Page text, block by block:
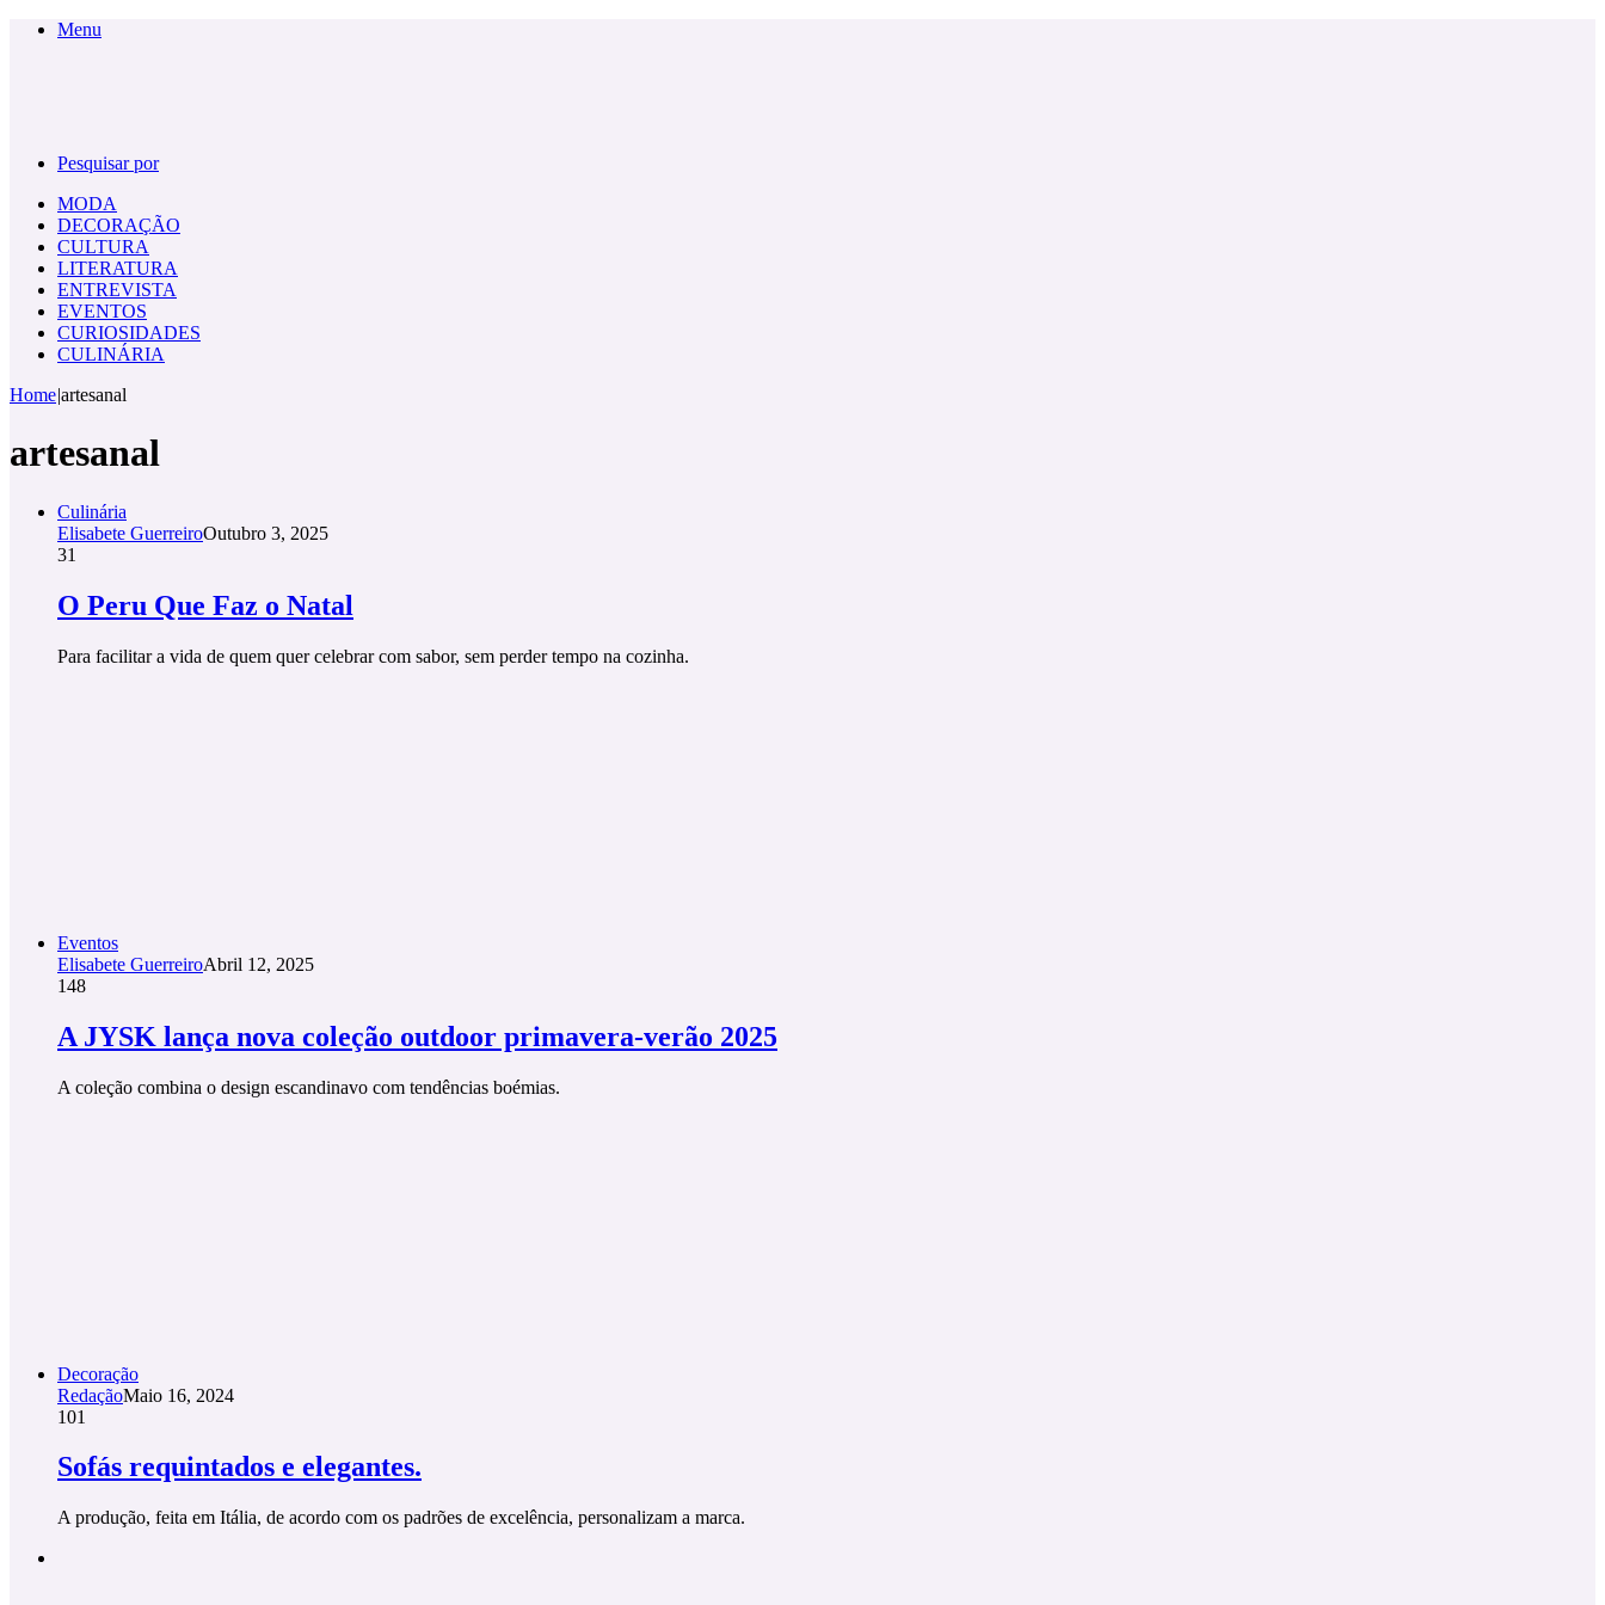
Menu
Pesquisar por
MODA
DECORAÇÃO
CULTURA
LITERATURA
ENTREVISTA
EVENTOS
CURIOSIDADES
CULINÁRIA
Home|artesanal
artesanal
Culinária
Elisabete GuerreiroOutubro 3, 2025
31
O Peru Que Faz o Natal
Para facilitar a vida de quem quer celebrar com sabor, sem perder tempo na cozinha.
Eventos
Elisabete GuerreiroAbril 12, 2025
148
A JYSK lança nova coleção outdoor primavera-verão 2025
A coleção combina o design escandinavo com tendências boémias.
Decoração
RedaçãoMaio 16, 2024
101
Sofás requintados e elegantes.
A produção, feita em Itália, de acordo com os padrões de excelência, personalizam a marca.